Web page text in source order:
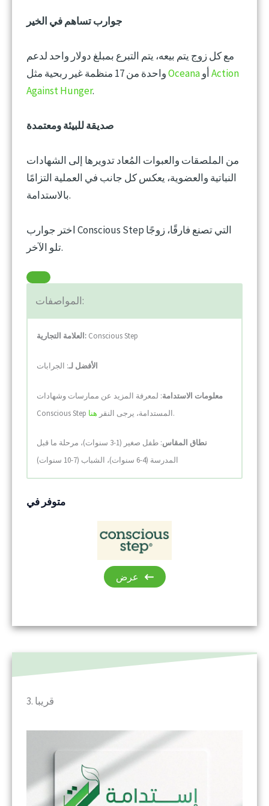
جوارب تساهم في الخير
مع كل زوج يتم بيعه، يتم التبرع بمبلغ دولار واحد لدعم
Oceana
Action
Against Hunger.
صديقة للبيئة ومعتمدة
من الملصقات والعبوات المُعاد تدويرها إلى الشهادات
النباتية والعضوية، يعكس كل جانب في العملية التزامًا
بالاستدامة.
اختر جوارب Conscious Step التي تصنع فارقًا، زوجًا
تلو الآخر.
المواصفات:
العلامة التجارية: Conscious Step
الأفضل لـ: الجرابات
معلومات الاستدامة: لمعرفة المزيد عن ممارسات وشهادات
Conscious Step المستدامة، يرجى النقر هنا .
نطاق المقاس
: طفل صغير (1-3 سنوات)، مرحلة ما قبل
المدرسة (4-6 سنوات)، الشباب (7-10 سنوات)
متوفر في
عرض
3. قريبا